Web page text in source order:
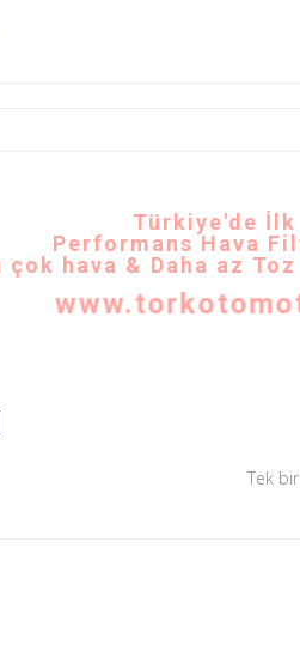
Türkiye'de İlk
Performans Hava
çok hava & Daha az Toz
Tek